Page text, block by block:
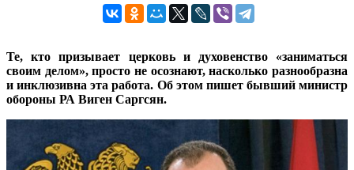
Те, кто призывает церковь и духовенство «заниматься
своим делом», просто не осознают, насколько разнообразна
и инклюзивна эта работа. Об этом пишет бывший министр
обороны РА Виген Саргсян.